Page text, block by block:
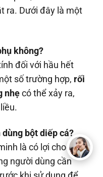
ra. Dưới đây là một
không?
đối với hầu hết
số trường hợp, rối
nhẹcó thể xảy ra,
bột diếp cá?
là có lợi cho
người dùng cần